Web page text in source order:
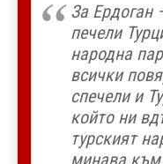
За Ердоган
печели
народна
всички
спечели и
който ни
турският